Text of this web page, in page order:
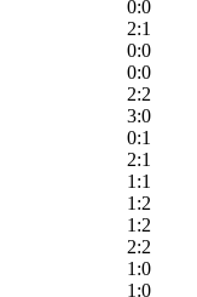
0:0
2:1
0:0
0:0
2:2
3:0
0:1
2:1
1:1
1:2
1:2
2:2
1:0
1:0